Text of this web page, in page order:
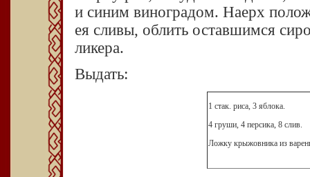
и синим виноградом. Наерх
ея сливы, облить оставшимся
ликера.
Выдать:
1 стак. риса, 3 яблока.
4 груши, 4 персика, 8 слив.
Ложку крыжовника из